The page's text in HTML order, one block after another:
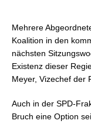
Mehrere
Koalition in den
nächsten
Existenz dieser
Meyer, Vizechef der
Auch in der SPD-
Bruch eine Option